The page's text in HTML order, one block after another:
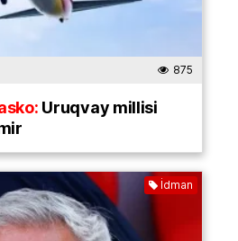
875
Uruqvay millisi
İdman